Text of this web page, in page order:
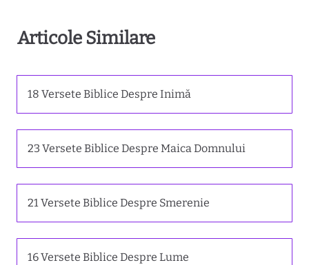
Articole Similare
18 Versete Biblice Despre Inimă
23 Versete Biblice Despre Maica Domnului
21 Versete Biblice Despre Smerenie
16 Versete Biblice Despre Lume